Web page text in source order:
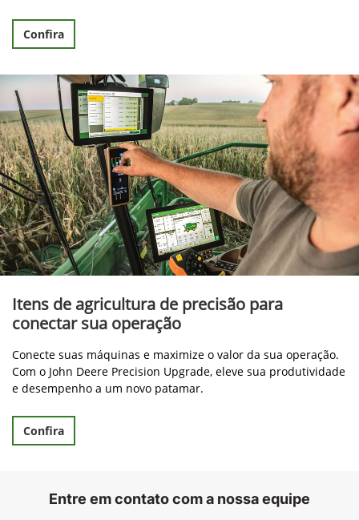
Confira
Itens de agricultura de precisão para
conectar sua operação
Conecte suas máquinas e maximize o valor da sua operação.
Com o John Deere Precision Upgrade, eleve sua produtividade
e desempenho a um novo patamar.
Confira
Entre em contato com a nossa equipe